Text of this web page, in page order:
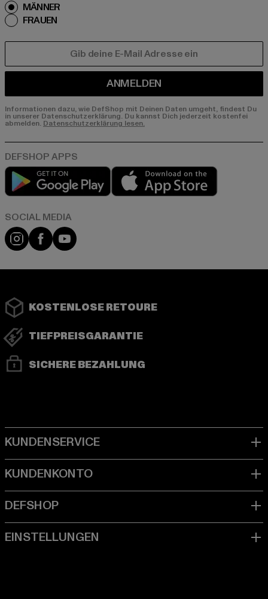
MÄNNER
FRAUEN
ANMELDEN
Informationen dazu, wie DefShop mit Deinen Daten umgeht, findest Du
in unserer Datenschutzerklärung. Du kannst Dich jederzeit kostenfei
abmelden. Datenschutzerklärung lesen.
Play market
Instagram
FacebookYouTube
KOSTENLOSE RETOURE
TIEFPREISGARANTIE
SICHERE BEZAHLUNG